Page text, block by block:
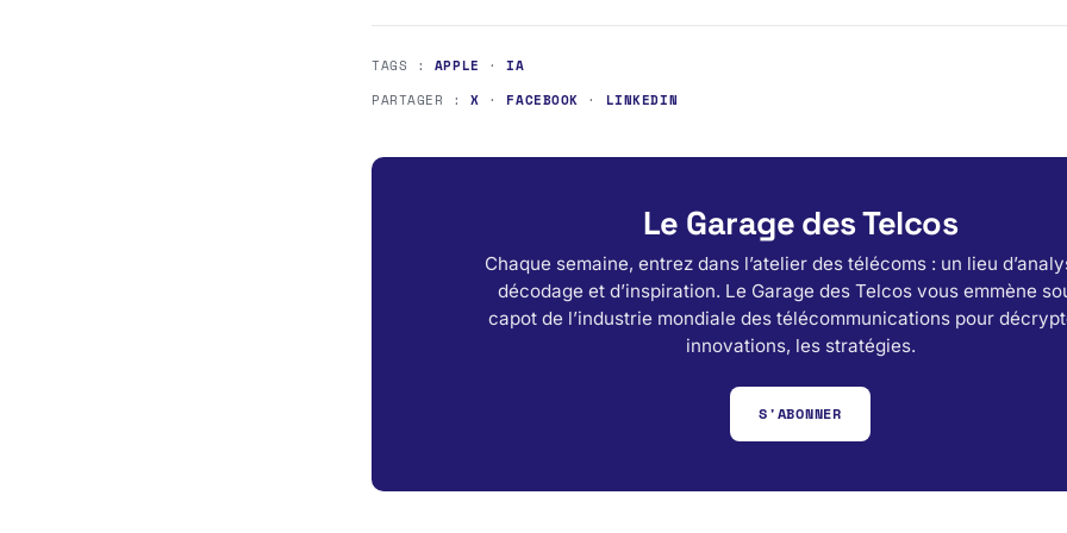
TAGS : APPLE ·IA
PARTAGER :X · FACEBOOK · LINKEDIN
Le Garage des Telcos
Chaque semaine, entrez dans l’atelier des télécoms : un lieu
décodage et d’inspiration. Le Garage des Telcos vous emmène
capot de l’industrie mondiale des télécommunications pour
innovations, les stratégies.
S'ABONNER